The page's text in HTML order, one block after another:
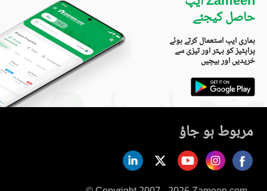
حاصل کیجئے
ہماری ایپ استعمال کرتے ہوئے
پراپٹیز کو بہتر اور تیزی سے
خریدیں اور بیچیں
مربوط ہو جاؤ